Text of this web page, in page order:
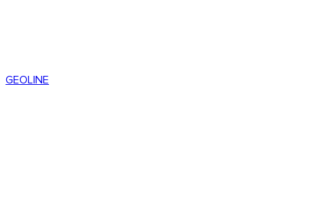
GEOLINE